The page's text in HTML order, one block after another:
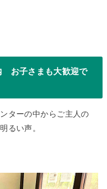
お子さまも大歓迎で
ターの中からご主人の
るい声。